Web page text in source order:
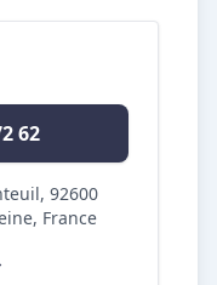
62
92600
France